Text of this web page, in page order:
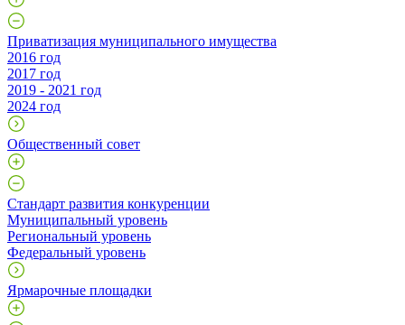
Приватизация муниципального имущества
2016 год
2017 год
2019 - 2021 год
2024 год
Общественный совет
Стандарт развития конкуренции
Муниципальный уровень
Региональный уровень
Федеральный уровень
Ярмарочные площадки